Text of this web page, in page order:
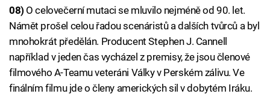
08) O celovečerní mutaci se mluvilo nejméně od 90. let.
Námět prošel celou řadou scenáristů a dalších tvůrců a byl
mnohokrát předělán. Producent Stephen J. Cannell
například v jeden čas vycházel z premisy, že jsou členové
filmového A-Teamu veteráni Války v Perském zálivu. Ve
finálním filmu jde o členy amerických sil v dobytém Iráku.